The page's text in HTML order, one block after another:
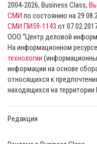
2004-2026, Business Class,
СМИ по состоянию на
СМИ ПИ59-1143 от
ООО “Центр деловой
На информационном
технологии
информации на основе
относящихся к
находящихся на
Редакция